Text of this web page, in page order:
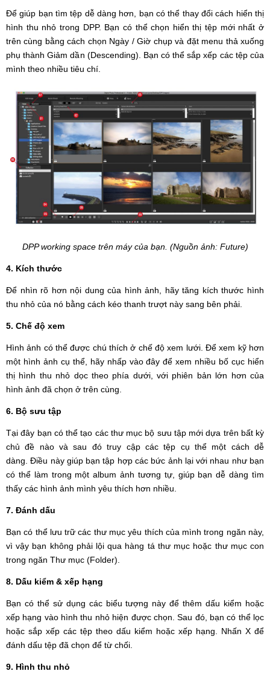
Để giúp bạn tìm tệp dễ dàng hơn, bạn có thể thay đổi cách hiển thị
hình thu nhỏ trong DPP. Bạn có thể chọn hiển thị tệp mới nhất ở
trên cùng bằng cách chọn Ngày / Giờ chụp và đặt menu thả xuống
phụ thành Giảm dần (Descending). Bạn có thể sắp xếp các tệp của
mình theo nhiều tiêu chí.
DPP working space trên máy của bạn. (Nguồn ảnh: Future)
4. Kích thước
Để nhìn rõ hơn nội dung của hình ảnh, hãy tăng kích thước hình
thu nhỏ của nó bằng cách kéo thanh trượt này sang bên phải.
5. Chế độ xem
Hình ảnh có thể được chú thích ở chế độ xem lưới. Để xem kỹ hơn
một hình ảnh cụ thể, hãy nhấp vào đây để xem nhiều bố cục hiển
thị hình thu nhỏ dọc theo phía dưới, với phiên bản lớn hơn của
hình ảnh đã chọn ở trên cùng.
6. Bộ sưu tập
Tại đây bạn có thể tạo các thư mục bộ sưu tập mới dựa trên bất kỳ
chủ đề nào và sau đó truy cập các tệp cụ thể một cách dễ
dàng. Điều này giúp bạn tập hợp các bức ảnh lại với nhau như bạn
có thể làm trong một album ảnh tương tự, giúp bạn dễ dàng tìm
thấy các hình ảnh mình yêu thích hơn nhiều.
7. Đánh dấu
Bạn có thể lưu trữ các thư mục yêu thích của mình trong ngăn này,
vì vậy bạn không phải lội qua hàng tá thư mục hoặc thư mục con
trong ngăn Thư mục (Folder).
8. Dấu kiểm & xếp hạng
Bạn có thể sử dụng các biểu tượng này để thêm dấu kiểm hoặc
xếp hạng vào hình thu nhỏ hiện được chọn. Sau đó, bạn có thể lọc
hoặc sắp xếp các tệp theo dấu kiểm hoặc xếp hạng. Nhấn X để
đánh dấu tệp đã chọn để từ chối.
9. Hình thu nhỏ